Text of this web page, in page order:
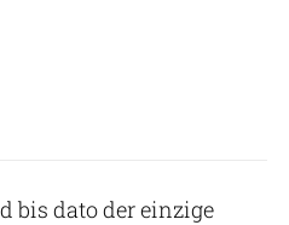
bis dato der einzige